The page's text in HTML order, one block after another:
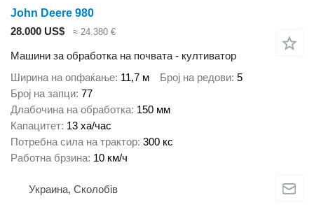
John Deere 980
28.000 US$
≈ 24.380 €
Машини за обработка на почвата - култиватор
Ширина на опфаќање 11,7 м Број на редови 5
Број на запци 77
Длабочина на обработка 150 мм
Капацитет 13 ха/час
Потребна сила на трактор 300 кс
Работна брзина 10 км/ч
Украина, Сколобів